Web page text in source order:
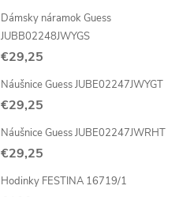
Dámsky náramok Guess
JUBB02248JWYGS
€29,25
Náušnice Guess JUBE02247JWYGT
€29,25
Náušnice Guess JUBE02247JWRHT
€29,25
Hodinky FESTINA 16719/1